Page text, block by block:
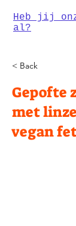
Heb jij
al?
< Back
Gepofte
met
vegan